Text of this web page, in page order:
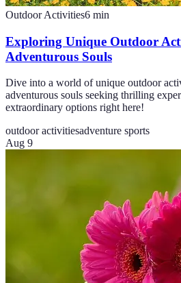
Outdoor Activities6 min
Exploring Unique Outdoor
Adventurous Souls
Dive into a world of unique outdoor
adventurous souls seeking thrilling
extraordinary options right here!
outdoor activitiesadventure sports
Aug 9